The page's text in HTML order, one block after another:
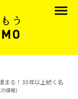
まる！30年以上続く名
情報)